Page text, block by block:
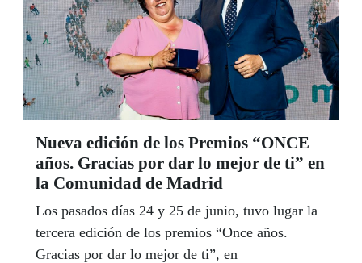
Nueva edición de los Premios “ONCE
años. Gracias por dar lo mejor de ti” en
la Comunidad de Madrid
Los pasados días 24 y 25 de junio, tuvo lugar la
tercera edición de los premios “Once años.
Gracias por dar lo mejor de ti”, en